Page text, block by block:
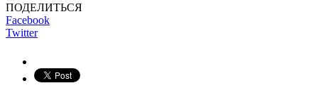
ПОДЕЛИТЬСЯ
Facebook
Twitter